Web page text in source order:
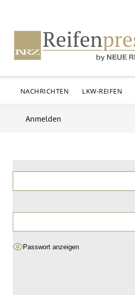
NACHRICHTEN LKW-REIFEN
Anmelden
Passwort anzeigen